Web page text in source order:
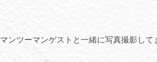
マンツーマンゲストと一緒に写真撮影して